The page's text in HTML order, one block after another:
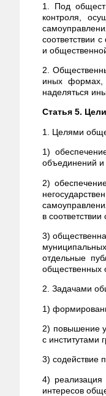
1. Под
контроля,
соответствии
и
2.
иных формах,
наделяться
Статья 5.
1. Целями
1)
объединений и
2)
в
3)
отдельные
общественных
2. Задачами
1)
2) повышение
с институтами
3) содействие
4)
интересов